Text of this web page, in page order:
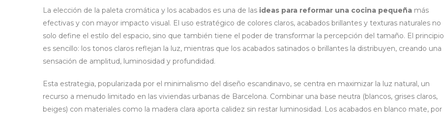
La elección de la paleta cromática y los acabados es una de las ideas para reformar una cocina pequeña más
efectivas y con mayor impacto visual. El uso estratégico de colores claros, acabados brillantes y texturas naturales no
solo define el estilo del espacio, sino que también tiene el poder de transformar la percepción del tamaño. El principio
es sencillo: los tonos claros reflejan la luz, mientras que los acabados satinados o brillantes la distribuyen, creando una
sensación de amplitud, luminosidad y profundidad.
Esta estrategia, popularizada por el minimalismo del diseño escandinavo, se centra en maximizar la luz natural, un
recurso a menudo limitado en las viviendas urbanas de Barcelona. Combinar una base neutra (blancos, grises claros,
beiges) con materiales como la madera clara aporta calidez sin restar luminosidad. Los acabados en blanco mate, por